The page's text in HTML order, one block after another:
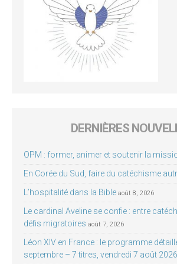
DERNIÈRES
OPM : former, animer et soutenir la
En Corée du Sud, faire du catéchisme
L’hospitalité dans la Bible août 8, 2026
Le cardinal Aveline se confie : entre
défis migratoires août 7, 2026
Léon XIV en France : le programme
septembre – 7 titres, vendredi 7 août 2026